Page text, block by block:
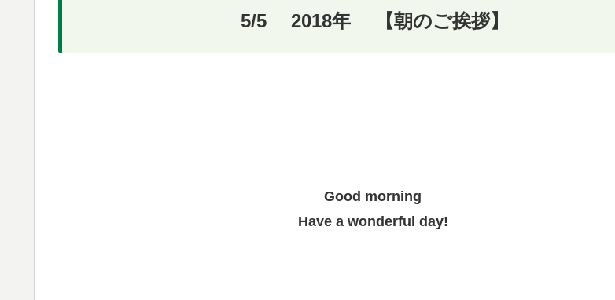
5/5 2018年 【朝のご挨拶】
Good morning
Have a wonderful day!